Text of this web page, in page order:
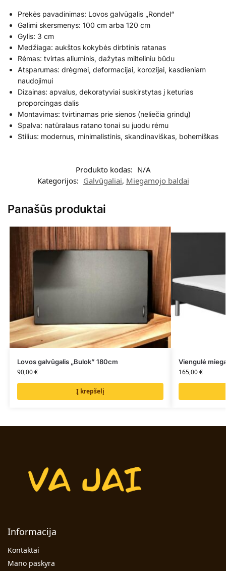
Prekės pavadinimas: Lovos galvūgalis „Rondel“
Galimi skersmenys: 100 cm arba 120 cm
Gylis: 3 cm
Medžiaga: aukštos kokybės dirbtinis ratanas
Rėmas: tvirtas aliuminis, dažytas milteliniu būdu
Atsparumas: drėgmei, deformacijai, korozijai, kasdieniam
naudojimui
Dizainas: apvalus, dekoratyviai suskirstytas į keturias
proporcingas dalis
Montavimas: tvirtinamas prie sienos (neliečia grindų)
Spalva: natūralaus ratano tonai su juodu rėmu
Stilius: modernus, minimalistinis, skandinaviškas, bohemiškas
Produkto kodas: N/A
Kategorijos: Galvūgaliai, Miegamojo baldai
Panašūs produktai
Lovos galvūgalis „Bulok” 180cm
90,00€
Į krepšelį
Viengulė
165,00€
Informacija
Kontaktai
Mano paskyra